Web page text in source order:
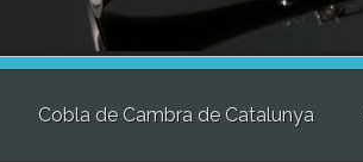
Cobla de Cambra de Catalunya